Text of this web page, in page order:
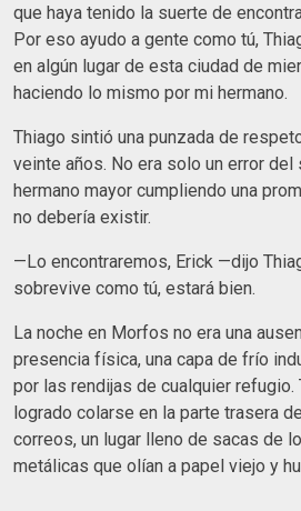
que haya tenido la suerte de
Por eso ayudo a gente como tú,
en algún lugar de esta ciudad de
haciendo lo mismo por mi hermano.
​Thiago sintió una punzada de
veinte años. No era solo un error del
hermano mayor cumpliendo una
no debería existir.
​—Lo encontraremos, Erick —dijo
sobrevive como tú, estará bien.
La noche en Morfos no era una
presencia física, una capa de frío
por las rendijas de cualquier refugio.
logrado colarse en la parte trasera
correos, un lugar lleno de sacas de
metálicas que olían a papel viejo y